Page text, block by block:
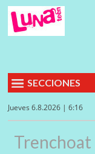
SECCIONES
Jueves 6.8.2026 | 6:16
Trenchoat